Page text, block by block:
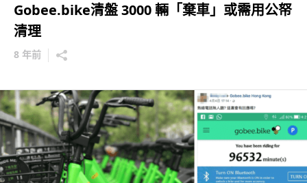
Gobee.bike清盤 3000 輛「棄車」或需用公帑
清理
8 年前